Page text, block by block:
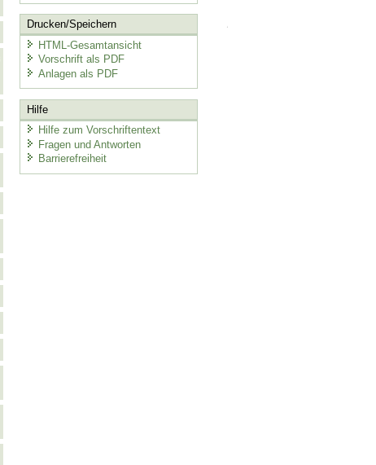
Drucken/Speichern
HTML-Gesamtansicht
Vorschrift als PDF
Anlagen als PDF
Hilfe
Hilfe zum Vorschriftentext
Fragen und Antworten
Barrierefreiheit